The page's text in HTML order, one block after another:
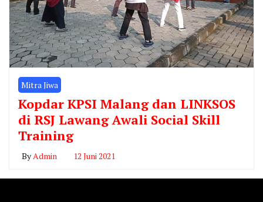
Mitra Jiwa
Kopdar KPSI Malang dan LINKSOS
di RSJ Lawang Awali Social Skill
Training
ByAdmin 12 Juni 2021